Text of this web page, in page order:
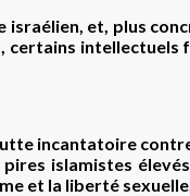
israélien, et, plus
intellectuels
incantatoire
islamistes
et la liberté